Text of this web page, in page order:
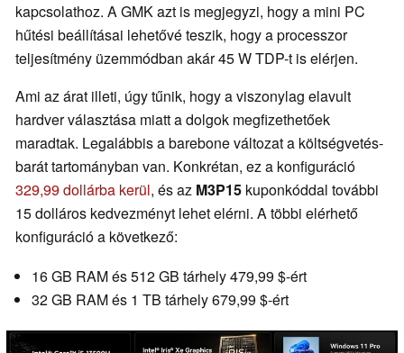
kapcsolathoz. A GMK azt is megjegyzi, hogy a mini PC
hűtési beállításai lehetővé teszik, hogy a processzor
teljesítmény üzemmódban akár 45 W TDP-t is elérjen.
Ami az árat illeti, úgy tűnik, hogy a viszonylag elavult
hardver választása miatt a dolgok megfizethetőek
maradtak. Legalábbis a barebone változat a költségvetés-
barát tartományban van. Konkrétan, ez a konfiguráció
329,99 dollárba kerül, és az M3P15 kuponkóddal további
15 dolláros kedvezményt lehet elérni. A többi elérhető
konfiguráció a következő:
16 GB RAM és 512 GB tárhely 479,99 $-ért
32 GB RAM és 1 TB tárhely 679,99 $-ért